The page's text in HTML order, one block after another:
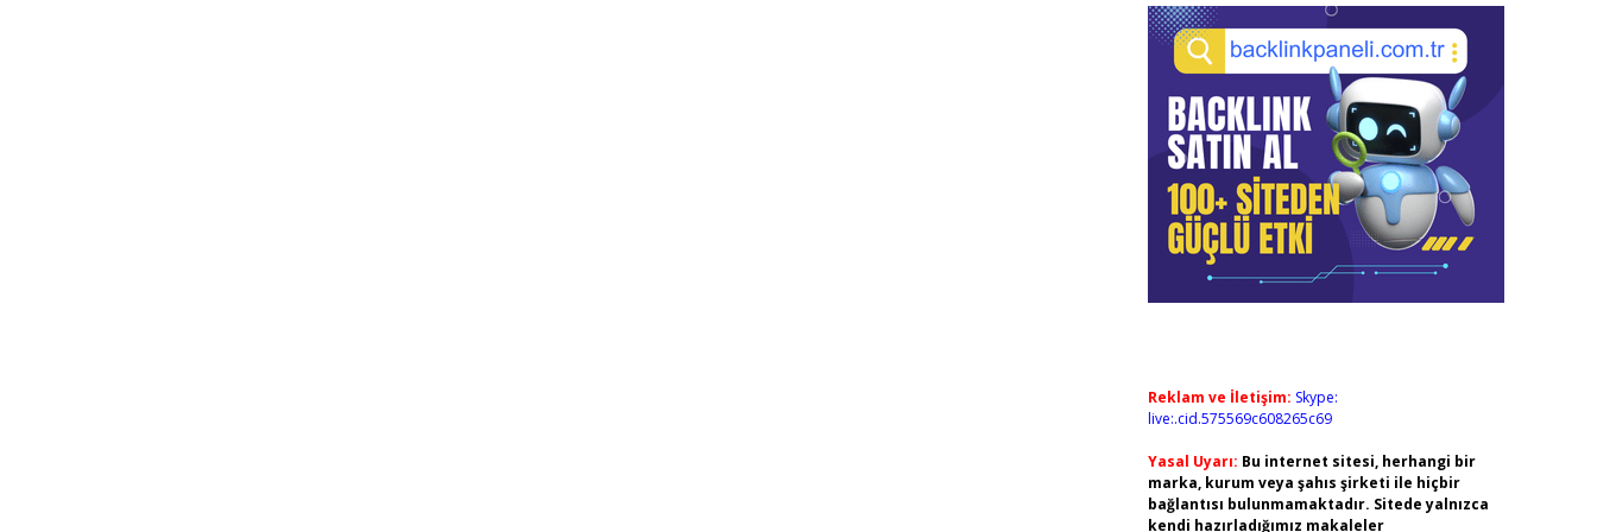
Reklam ve İletişim: Skype:
live:.cid.575569c608265c69
Yasal Uyarı: Bu internet sitesi, herhangi bir
marka, kurum veya şahıs şirketi ile hiçbir
bağlantısı bulunmamaktadır. Sitede yalnızca
kendi hazırladığımız makaleler